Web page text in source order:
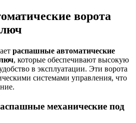
ворота
распашные автоматические
, которые обеспечивают высокую
в эксплуатации. Эти ворота
системами управления, что
механические под